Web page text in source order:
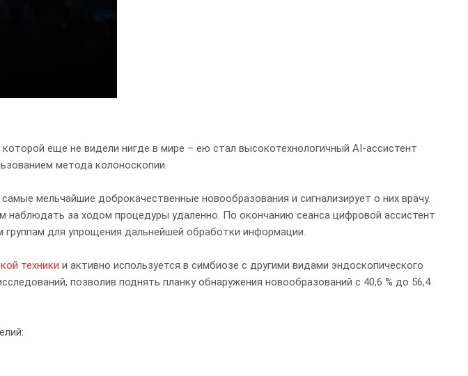
еще не видели нигде в мире – ею стал высокотехнологичный AI-ассистент
метода колоноскопии.
мельчайшие доброкачественные новообразования и сигнализирует о них врачу.
за ходом процедуры удаленно. По окончанию сеанса цифровой ассистент
для упрощения дальнейшей обработки информации.
техники и активно используется в симбиозе с другими видами эндоскопического
позволив поднять планку обнаружения новообразований с 40,6 % до 56,4